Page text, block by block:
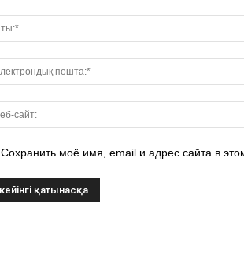
Сохранить моё имя, email и адрес сайта в